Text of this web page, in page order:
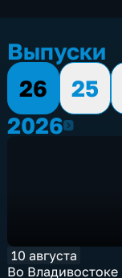
Выпуски
26
25
20262026
10 августа
Во Владивостоке